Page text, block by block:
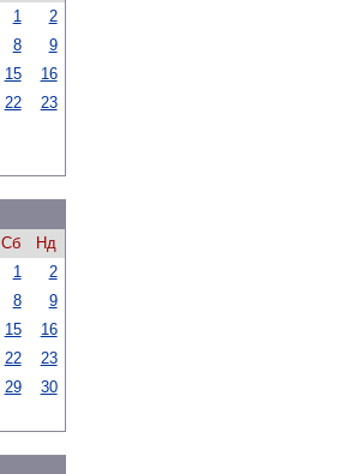
1
2
8
9
15
16
22
23
Сб
Нд
1
2
8
9
15
16
22
23
29
30